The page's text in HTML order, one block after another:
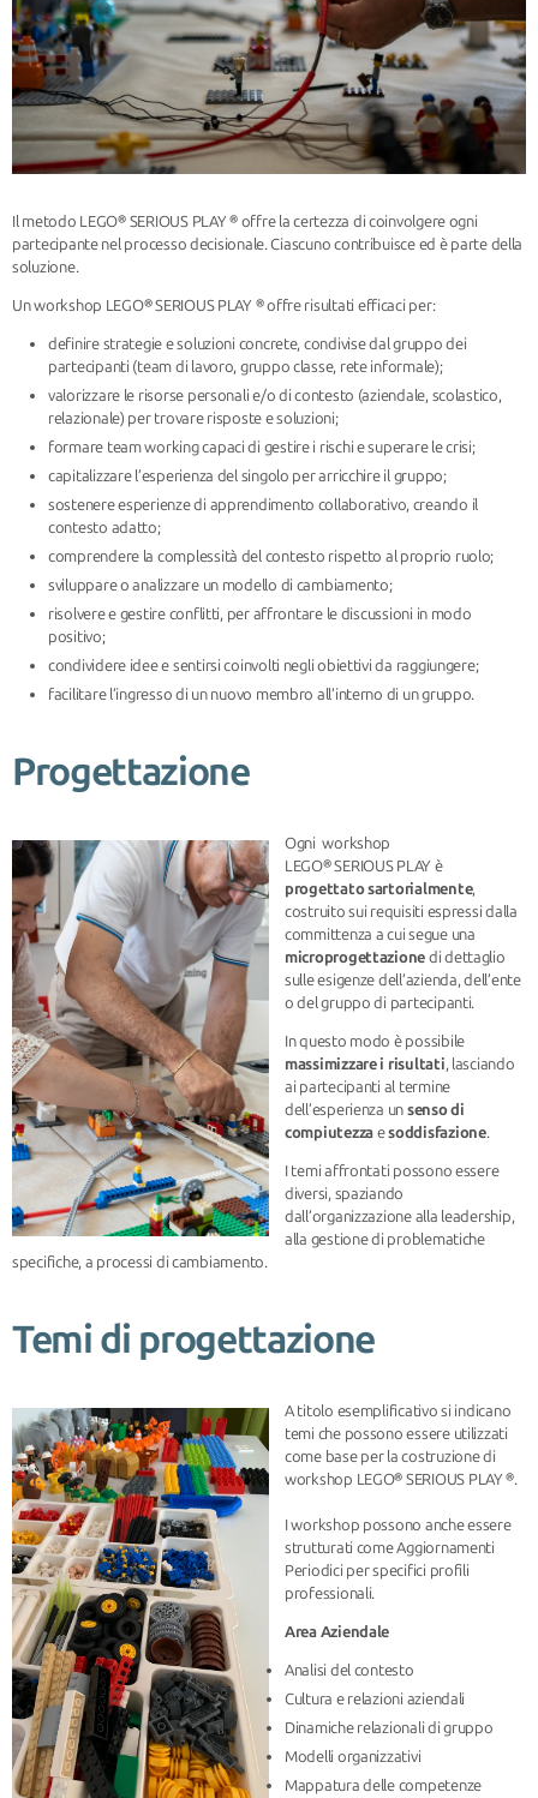
Il metodo LEGO® SERIOUS PLAY ® offre la certezza di coinvolgere ogni
partecipante nel processo decisionale. Ciascuno contribuisce ed è parte della
soluzione.
Un workshop LEGO® SERIOUS PLAY ® offre risultati efficaci per:
definire strategie e soluzioni concrete, condivise dal gruppo dei
partecipanti (team di lavoro, gruppo classe, rete informale);
valorizzare le risorse personali e/o di contesto (aziendale, scolastico,
relazionale) per trovare risposte e soluzioni;
formare team working capaci di gestire i rischi e superare le crisi;
capitalizzare l’esperienza del singolo per arricchire il gruppo;
sostenere esperienze di apprendimento collaborativo, creando il
contesto adatto;
comprendere la complessità del contesto rispetto al proprio ruolo;
sviluppare o analizzare un modello di cambiamento;
risolvere e gestire conflitti, per affrontare le discussioni in modo
positivo;
condividere idee e sentirsi coinvolti negli obiettivi da raggiungere;
facilitare l’ingresso di un nuovo membro all’interno di un gruppo.
Progettazione
Ogni workshop
LEGO® SERIOUS PLAY è
progettato sartorialmente,
costruito sui requisiti espressi dalla
committenza a cui segue una
microprogettazione di dettaglio
sulle esigenze dell’azienda, dell’ente
o del gruppo di partecipanti.
In questo modo è possibile
massimizzare i risultati, lasciando
ai partecipanti al termine
dell’esperienza un senso di
compiutezza esoddisfazione.
I temi affrontati possono essere
diversi, spaziando
dall’organizzazione alla leadership,
alla gestione di problematiche
specifiche, a processi di cambiamento.
Temi di progettazione
A titolo esemplificativo si indicano
temi che possono essere utilizzati
come base per la costruzione di
workshop LEGO® SERIOUS PLAY ®.
I workshop possono anche essere
strutturati come Aggiornamenti
Periodici per specifici profili
professionali.
Area Aziendale
Analisi del contesto
Cultura e relazioni aziendali
Dinamiche relazionali di gruppo
Modelli organizzativi
Mappatura delle competenze